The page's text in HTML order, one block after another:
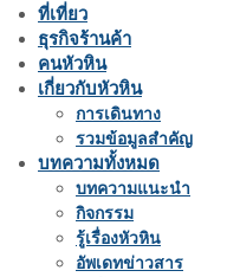
ที่เที่ยว
ธุรกิจร้านค้า
คนหัวหิน
เกี่ยวกับหัวหิน
การเดินทาง
รวมข้อมูลสำคัญ
บทความทั้งหมด
บทความแนะนำ
กิจกรรม
รู้เรื่องหัวหิน
อัพเดทข่าวสาร